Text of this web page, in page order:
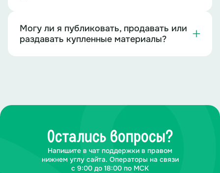
Могу ли я публиковать, продавать или
раздавать купленные материалы?
Остались вопросы?
Напишите в чат поддержки в правом
нижнем углу сайта. Операторы на связи
с 9:00 до 18:00 по МСК